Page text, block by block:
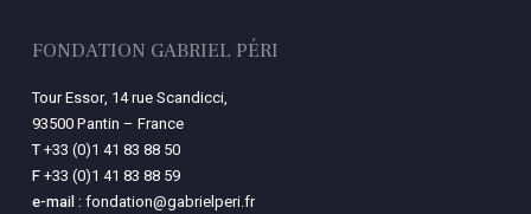
FONDATION GABRIEL PÉRI
Tour Essor, 14 rue Scandicci,
93500 Pantin – France
T+33 (0)1 41 83 88 50
F+33 (0)1 41 83 88 59
e-mail : fondation@gabrielperi.fr